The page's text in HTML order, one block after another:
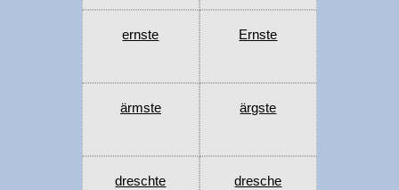
ernste Ernste
ärmste ärgste
dreschte dresche